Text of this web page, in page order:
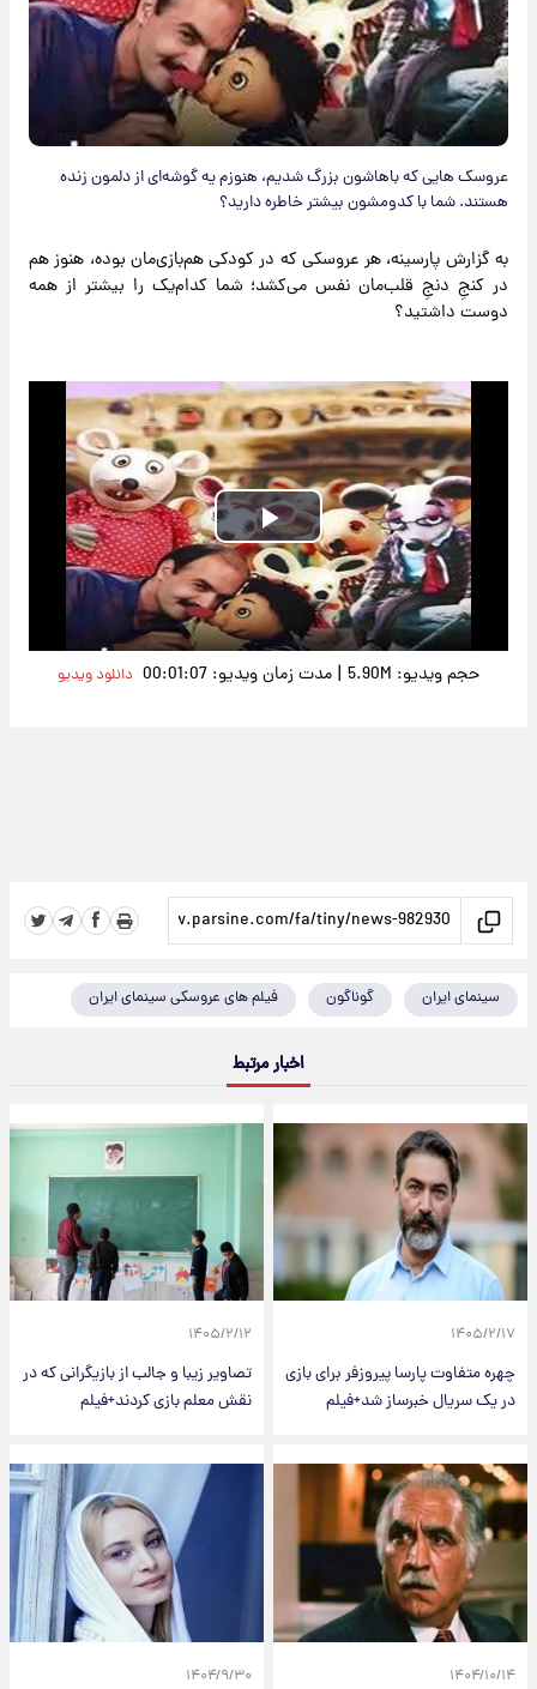
عروسک هایی که باهاشون بزرگ شدیم، هنوزم یه گوشه‌ای از دلمون زنده‌
هستند. شما با کدومشون بیشتر خاطره دارید؟
به گزارش پارسینه، هر عروسکی که در کودکی هم‌بازی‌مان بوده، هنوز هم
در کنجِ دنجِ قلب‌مان نفس می‌کشد؛ شما کدام‌یک را بیشتر از همه
دوست داشتید؟
Play
Video
حجم ویدیو: 5.90M | مدت زمان ویدیو: 00:01:07 دانلود ویدیو
سینمای ایران گوناگون فیلم های عروسکی سینمای ایران
اخبار مرتبط
۱۴۰۵/۲/۱۷
چهره متفاوت پارسا پیروزفر برای بازی
در یک سریال خبرساز شد+فیلم
۱۴۰۵/۲/۱۲
تصاویر زیبا و جالب از بازیگرانی که در
نقش معلم بازی کردند+فیلم
۱۴۰۴/۱۰/۱۴ ۱۴۰۴/۹/۳۰